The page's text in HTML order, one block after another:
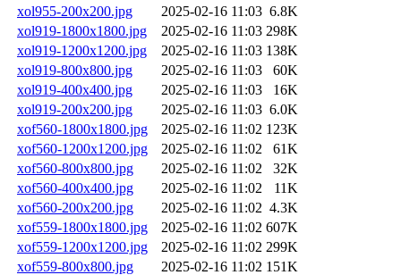
xol955-200x200.jpg
2025-02-16 11:03 6.8K
xol919-1800x1800.jpg
2025-02-16 11:03 298K
xol919-1200x1200.jpg
2025-02-16 11:03 138K
xol919-800x800.jpg
2025-02-16 11:03
60K
xol919-400x400.jpg
2025-02-16 11:03
16K
xol919-200x200.jpg
2025-02-16 11:03 6.0K
xof560-1800x1800.jpg
2025-02-16 11:02 123K
xof560-1200x1200.jpg
2025-02-16 11:02
61K
xof560-800x800.jpg
2025-02-16 11:02
32K
xof560-400x400.jpg
2025-02-16 11:02
11K
xof560-200x200.jpg
2025-02-16 11:02 4.3K
xof559-1800x1800.jpg
2025-02-16 11:02 607K
xof559-1200x1200.jpg
2025-02-16 11:02 299K
xof559-800x800.jpg
2025-02-16 11:02 151K